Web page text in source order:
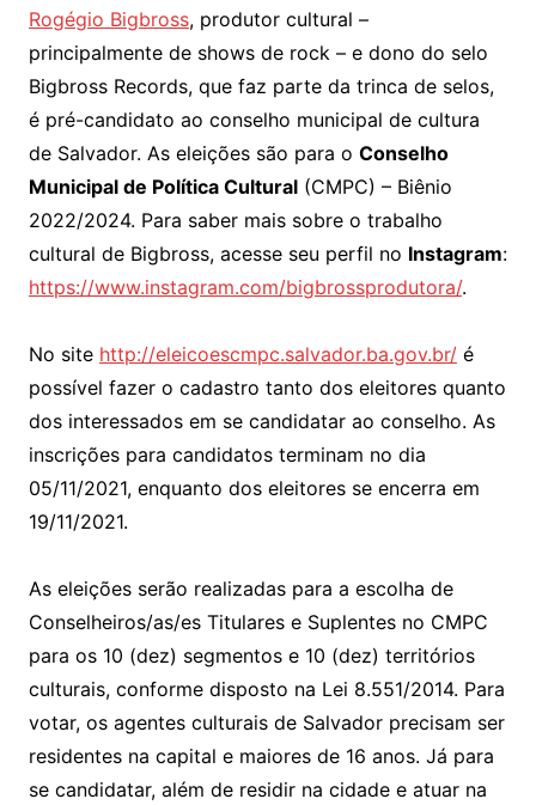
Rogégio Bigbross, produtor cultural –
principalmente de shows de rock – e dono do selo
Bigbross Records, que faz parte da trinca de selos,
é pré-candidato ao conselho municipal de cultura
de Salvador. As eleições são para o Conselho
Municipal de Política Cultural(CMPC) – Biênio
2022/2024. Para saber mais sobre o trabalho
cultural de Bigbross, acesse seu perfil no Instagram:
https://www.instagram.com/bigbrossprodutora/.
No site http://eleicoescmpc.salvador.ba.gov.br/é
possível fazer o cadastro tanto dos eleitores quanto
dos interessados em se candidatar ao conselho. As
inscrições para candidatos terminam no dia
05/11/2021, enquanto dos eleitores se encerra em
19/11/2021.
As eleições serão realizadas para a escolha de
Conselheiros/as/es Titulares e Suplentes no CMPC
para os 10 (dez) segmentos e 10 (dez) territórios
culturais, conforme disposto na Lei 8.551/2014. Para
votar, os agentes culturais de Salvador precisam ser
residentes na capital e maiores de 16 anos. Já para
se candidatar, além de residir na cidade e atuar na